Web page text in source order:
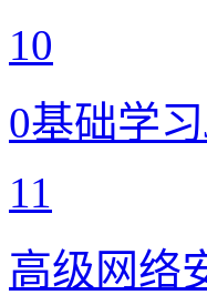
10
0基础学习
11
高级网络